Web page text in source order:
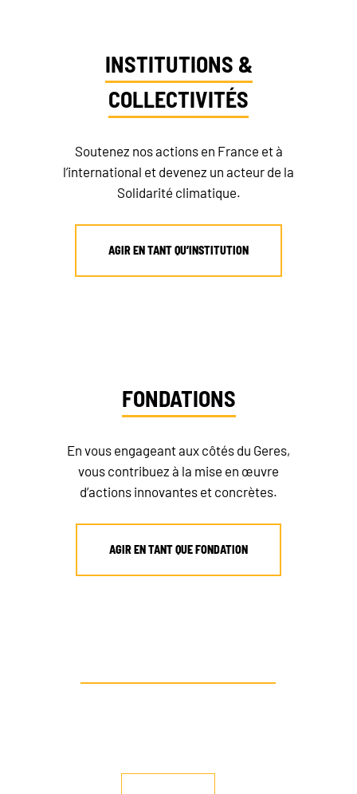
FAIRE UN DON
INSTITUTIONS &
COLLECTIVITÉS
Soutenez nos actions en France et à
l’international et devenez un acteur de la
Solidarité climatique.
AGIR EN TANT QU’INSTITUTION
FONDATIONS
En vous engageant aux côtés du Geres,
vous contribuez à la mise en œuvre
d’actions innovantes et concrètes.
AGIR EN TANT QUE FONDATION